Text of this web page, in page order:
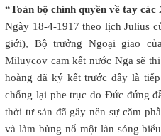
“Toàn bộ chính quyền về tay các
Ngày 18-4-1917 theo lịch Julius
giới), Bộ trưởng Ngoại giao
Miluycov cam kết nước Nga sẽ
hoàng đã ký kết trước đây là
chống lại phe trục do Đức đứng
thời tư sản đã gây nên sự căm
và làm bùng nổ một làn sóng